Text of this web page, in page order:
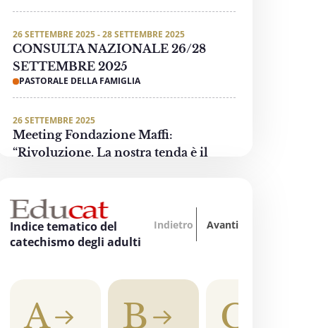
26 SETTEMBRE 2025 - 28 SETTEMBRE 2025
CONSULTA NAZIONALE 26/28
SETTEMBRE 2025
PASTORALE DELLA FAMIGLIA
26 SETTEMBRE 2025
Meeting Fondazione Maffi:
“Rivoluzione. La nostra tenda è il
3 OTTOBRE 2025 - 4 OTTOBRE 2025
“Oltre tutti i divari… La formazione
3 OTTOBRE 2025
"Invece un Samaritano" - Preghiera di
Indice tematico del
catechismo degli adulti
Indietro Avanti
A B C